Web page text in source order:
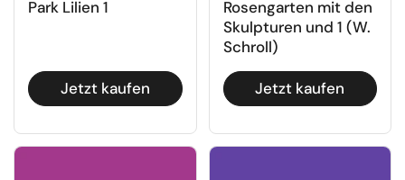
Park Lilien 1
Jetzt kaufen
Rosengarten mit den
Skulpturen und 1 (W.
Schroll)
Jetzt kaufen